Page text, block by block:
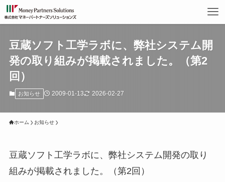
豆蔵ソフト工学ラボに、弊社システム開
発の取り組みが掲載されました。（第2
回）
お知らせ 2009-01-13 2026-02-27
ホーム お知らせ
豆蔵ソフト工学ラボに、弊社システム開発の取り
組みが掲載されました。（第2回）